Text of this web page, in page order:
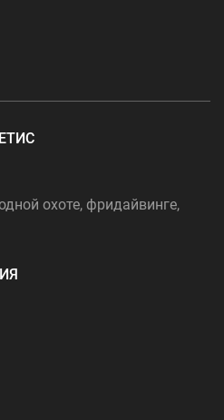
охоте, фридайвинге,